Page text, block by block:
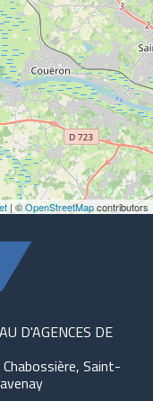
| ©OpenStreetMapcontributors
D'AGENCES DE
Saint-